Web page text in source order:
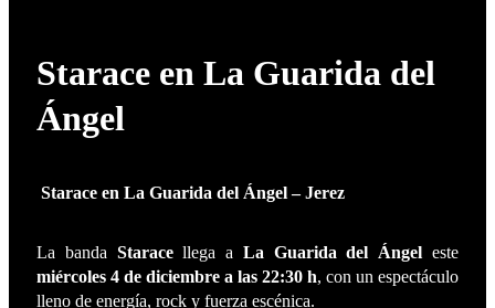
Starace en La Guarida del
Ángel
Starace en La Guarida del Ángel – Jerez
La banda Staracellega a La Guarida del Ángel este
miércoles 4 de diciembre a las 22:30 h, con un espectáculo
lleno de energía, rock y fuerza escénica.